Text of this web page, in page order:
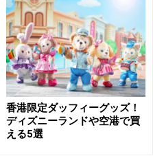
週に1日の休暇、そして
務があります。
わなければならない関係
空間として用意すること
香港限定ダッフィーグッズ！
ディズニーランドや空港で買
える5選